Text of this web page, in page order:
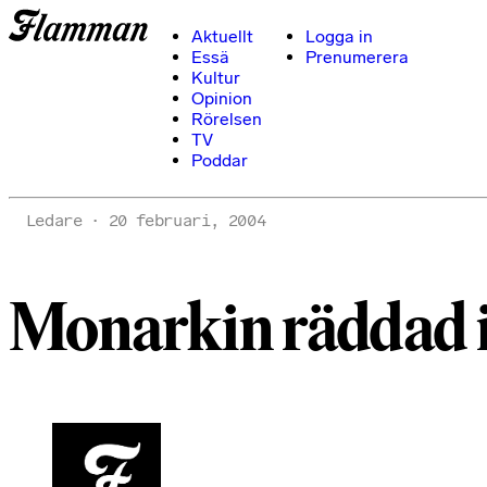
Aktuellt
Essä
Kultur
Opinion
Rörelsen
TV
Poddar
Logga in
Prenumerera
Ledare 20 februari, 2004
Monarkin räddad